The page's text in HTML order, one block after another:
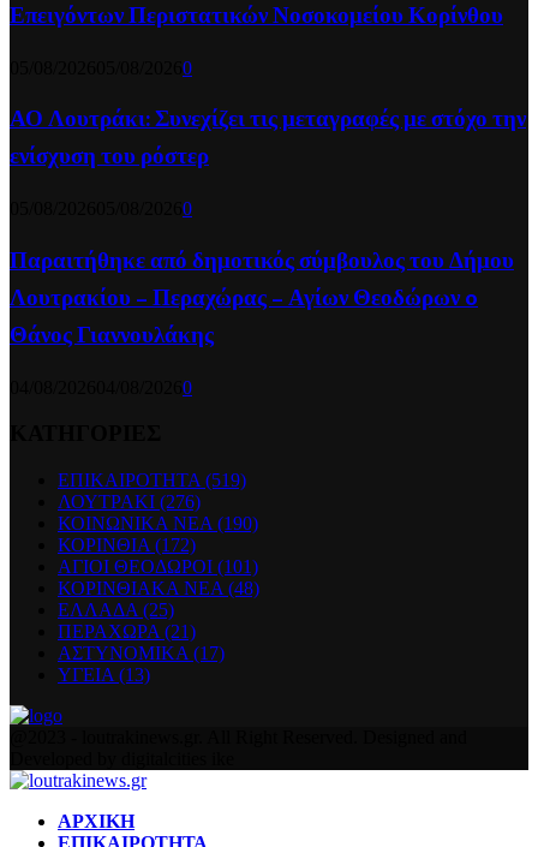
Επειγόντων Περιστατικών Νοσοκομείου Κορίνθου
0
ΑΟ Λουτράκι: Συνεχίζει τις μεταγραφές με στόχο την
ενίσχυση του ρόστερ
0
Παραιτήθηκε από δημοτικός σύμβουλος του Δήμου
Λουτρακίου – Περαχώρας – Αγίων Θεοδώρων o
Θάνος Γιαννουλάκης
0
ΕΠΙΚΑΙΡΟΤΗΤΑ (519)
ΛΟΥΤΡΑΚΙ (276)
ΚΟΙΝΩΝΙΚΑ ΝΕΑ (190)
ΚΟΡΙΝΘΙΑ (172)
ΑΓΙΟΙ ΘΕΟΔΩΡΟΙ (101)
ΚΟΡΙΝΘΙΑΚΑ ΝΕΑ (48)
ΕΛΛΑΔΑ (25)
ΠΕΡΑΧΩΡΑ (21)
ΑΣΤΥΝΟΜΙΚΑ (17)
ΥΓΕΙΑ (13)
ΑΡΧΙΚΗ
ΕΠΙΚΑΙΡΟΤΗΤΑ